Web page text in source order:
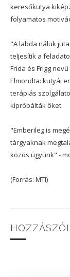
keresőkutya
folyamatos
"A labda náluk
teljesítik a
Frida és Frigg
Elmondta: kutyái
terápiás
kipróbálták őket.
"Emberileg is
tárgyaknak
közös ügyünk" -
(Forrás: MTI)